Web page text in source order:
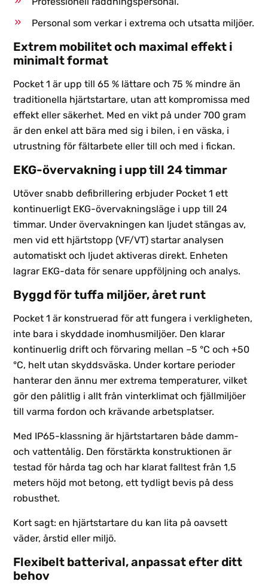
Personal som verkar i extrema och utsatta miljöer.
Extrem mobilitet och maximal effekt i
minimalt format
Pocket 1 är upp till 65 % lättare och 75 % mindre än
traditionella hjärtstartare, utan att kompromissa med
effekt eller säkerhet. Med en vikt på under 700 gram
är den enkel att bära med sig i bilen, i en väska, i
utrustning för fältarbete eller till och med i fickan.
EKG-övervakning i upp till 24 timmar
Utöver snabb defibrillering erbjuder Pocket 1 ett
kontinuerligt EKG-övervakningsläge i upp till 24
timmar. Under övervakningen kan ljudet stängas av,
men vid ett hjärtstopp (VF/VT) startar analysen
automatiskt och ljudet aktiveras direkt. Enheten
lagrar EKG-data för senare uppföljning och analys.
Byggd för tuffa miljöer, året runt
Pocket 1 är konstruerad för att fungera i verkligheten,
inte bara i skyddade inomhusmiljöer. Den klarar
kontinuerlig drift och förvaring mellan –5 °C och +50
°C, helt utan skyddsväska. Under kortare perioder
hanterar den ännu mer extrema temperaturer, vilket
gör den pålitlig i allt från vinterklimat och fjällmiljöer
till varma fordon och krävande arbetsplatser.
Med IP65-klassning är hjärtstartaren både damm-
och vattentålig. Den förstärkta konstruktionen är
testad för hårda tag och har klarat falltest från 1,5
meters höjd mot betong, ett tydligt bevis på dess
robusthet.
Kort sagt: en hjärtstartare du kan lita på oavsett
väder, årstid eller miljö.
Flexibelt batterival, anpassat efter ditt
behov